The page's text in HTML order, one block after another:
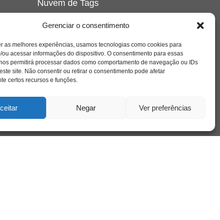
Gerenciar o consentimento
as melhores experiências, usamos tecnologias como cookies para
ou acessar informações do dispositivo. O consentimento para essas
permitirá processar dados como comportamento de navegação ou IDs
site. Não consentir ou retirar o consentimento pode afetar
certos recursos e funções.
Negar Ver preferências
Nuvem de Tags
crianca cuidado cultura depressao
educação família filme
freud infância insight jung liberdade livro
loucura luto maternidade
psicologia relato